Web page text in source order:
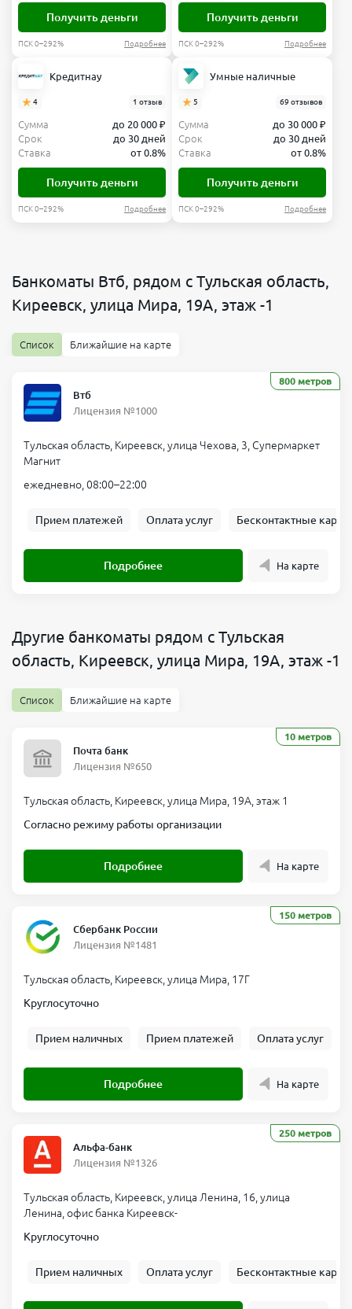
Получить деньги
ПСК 0–292% Подробнее
Получить деньги
ПСК 0–292% Подробнее
Кредитнау
4 1 отзыв
Сумма
до 20 000 ₽
Срок
до 30 дней
Ставка
от 0.8%
Получить деньги
ПСК 0–292% Подробнее
Умные наличные
5 69 отзывов
Сумма
до 30 000 ₽
Срок
до 30 дней
Ставка
от 0.8%
Получить деньги
ПСК 0–292% Подробнее
Банкоматы Втб, рядом с Тульская область,
Киреевск, улица Мира, 19А, этаж -1
Список Ближайшие на карте
800 метров
Втб
Лицензия №1000
Тульская область, Киреевск, улица Чехова, 3, Супермаркет
Магнит
ежедневно, 08:00–22:00
Прием платежей Оплата услуг Бесконтактные карты
Подробнее На карте
Другие банкоматы рядом с Тульская
область, Киреевск, улица Мира, 19А, этаж -1
Список Ближайшие на карте
10 метров
Почта банк
Лицензия №650
Тульская область, Киреевск, улица Мира, 19А, этаж 1
Согласно режиму работы организации
Подробнее На карте
150 метров
Сбербанк России
Лицензия №1481
Тульская область, Киреевск, улица Мира, 17Г
Круглосуточно
Прием наличных Прием платежей Оплата услуг
Подробнее На карте
250 метров
Альфа-банк
Лицензия №1326
Тульская область, Киреевск, улица Ленина, 16, улица
Ленина, офис банка Киреевск-
Круглосуточно
Прием наличных Оплата услуг Бесконтактные карты